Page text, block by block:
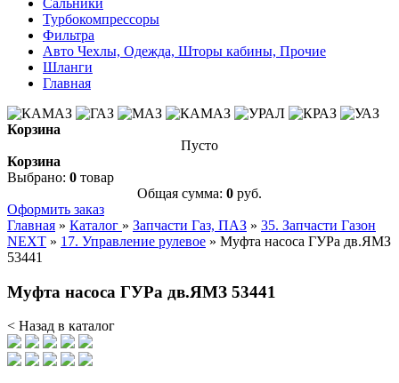
Сальники
Турбокомпрессоры
Фильтра
Авто Чехлы, Одежда, Шторы кабины, Прочие
Шланги
Главная
Корзина
Пусто
Корзина
Выбрано: 0 товар
Общая сумма: 0 руб.
Оформить заказ
Главная » Каталог » Запчасти Газ, ПАЗ » 35. Запчасти Газон
NEXT » 17. Управление рулевое » Муфта насоса ГУРа дв.ЯМЗ
53441
Муфта насоса ГУРа дв.ЯМЗ 53441
< Назад в каталог